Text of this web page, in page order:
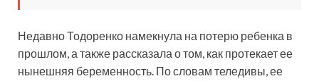
Недавно Тодоренко намекнула на потерю ребенка в
прошлом, а также рассказала о том, как протекает ее
нынешняя беременность. По словам теледивы, ее